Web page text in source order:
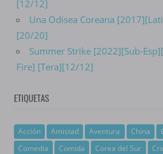
[12/12]
Una Odisea Coreana
[20/20]
Summer Strike [2022][Sub-
Fire] [Tera][12/12]
ETIQUETAS
Acción Amistad Aventura China
Comedia
Comida Corea del Sur